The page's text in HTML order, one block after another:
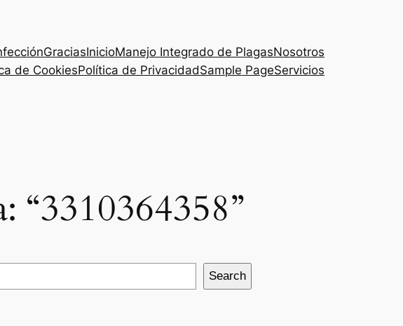
GraciasInicioManejo Integrado de PlagasNosotros
de CookiesPolítica de PrivacidadSample PageServicios
“3310364358”
Search